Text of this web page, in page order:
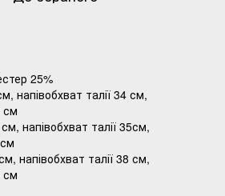
25%
напівобхват талії 34 см,
см
напівобхват талії 35см,
напівобхват талії 38 см,
см